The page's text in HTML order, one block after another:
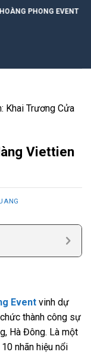
Khai Trương Cửa
Viettien
Event vinh dự
thành công sự
Hà Đông. Là một
nhãn hiệu nổi